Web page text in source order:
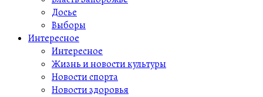
Досье
Выборы
Интересное
Интересное
Жизнь и новости культуры
Новости спорта
Новости здоровья